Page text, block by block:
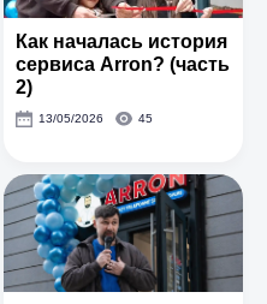
Как началась история
сервиса Arron? (часть
2)
13/05/2026 45